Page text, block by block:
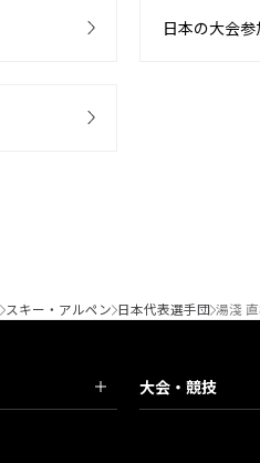
日本の大会
スキー・アルペン 日本代表選手団 湯淺
大会・競技